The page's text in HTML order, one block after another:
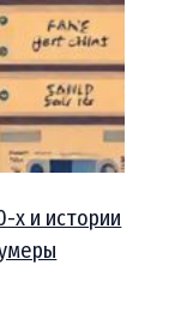
х и истории